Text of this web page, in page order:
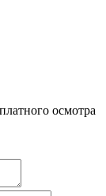
осмотра